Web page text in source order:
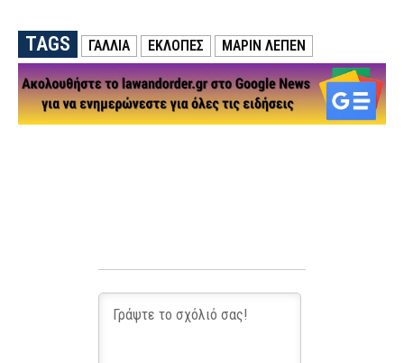
TAGS ΓΑΛΛΙΑ ΕΚΛΟΠΕΣ ΜΑΡΊΝ ΛΕΠΈΝ